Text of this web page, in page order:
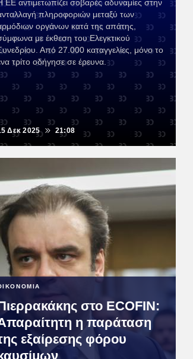
ΕΕ αντιμετωπίζει σοβαρές αδυναμίες στην
πληροφοριών μεταξύ των
οργάνων κατά της απάτης,
με έκθεση του Ελεγκτικού
Από 27.000 καταγγελίες, μόνο το
τρίτο οδήγησε σε έρευνα.
Δεκ 2025 21:08
στο ECOFIN:
η παράταση
εξαίρεσης φόρου